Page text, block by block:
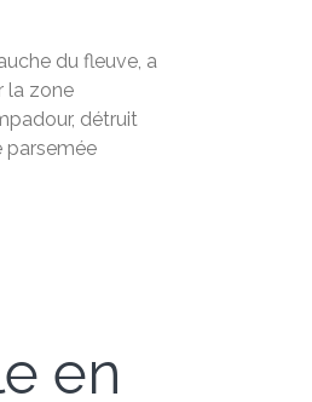
du fleuve, a
la zone
détruit
parsemée
en